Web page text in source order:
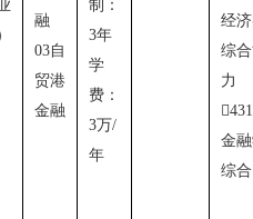
融
03自
贸港
金融
制：
3年
学
费：
3万/
年
经
综
力
431
金
综合